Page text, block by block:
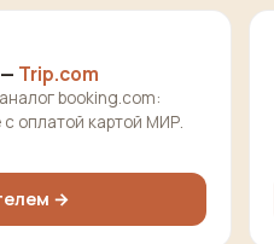
Trip.com
booking.com:
оплатой картой МИР.
→